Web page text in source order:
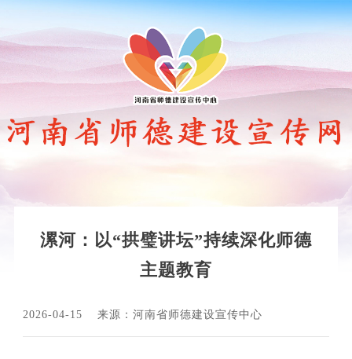
漯河：以“拱璧讲坛”持续深化师德
主题教育
2026-04-15 来源：河南省师德建设宣传中心